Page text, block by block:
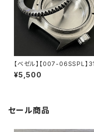
【ベゼル】【007-06SSPL】
Lステンレス製 DEEP SEA タ
プベゼル 艶あり/ポリッシュシ
¥5,500
セール商品